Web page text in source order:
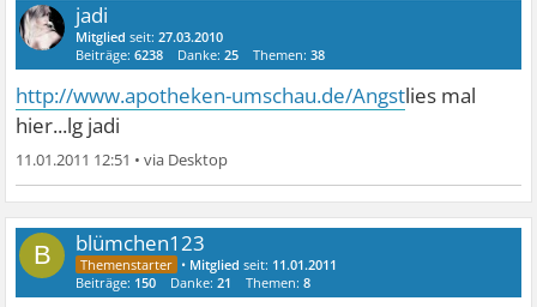
jadi
Mitglied seit:27.03.2010
Beiträge:6238 Danke:25 Themen:38
http://www.apotheken-umschau.de/Angstlies mal
hier...lg jadi
11.01.2011 12:51 •
B blümchen123
• Mitglied seit: 11.01.2011
Beiträge: 150 Danke:21 Themen:8